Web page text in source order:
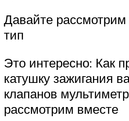
Давайте
тип
Это интересно: Как
катушку зажигания
клапанов
рассмотрим вместе